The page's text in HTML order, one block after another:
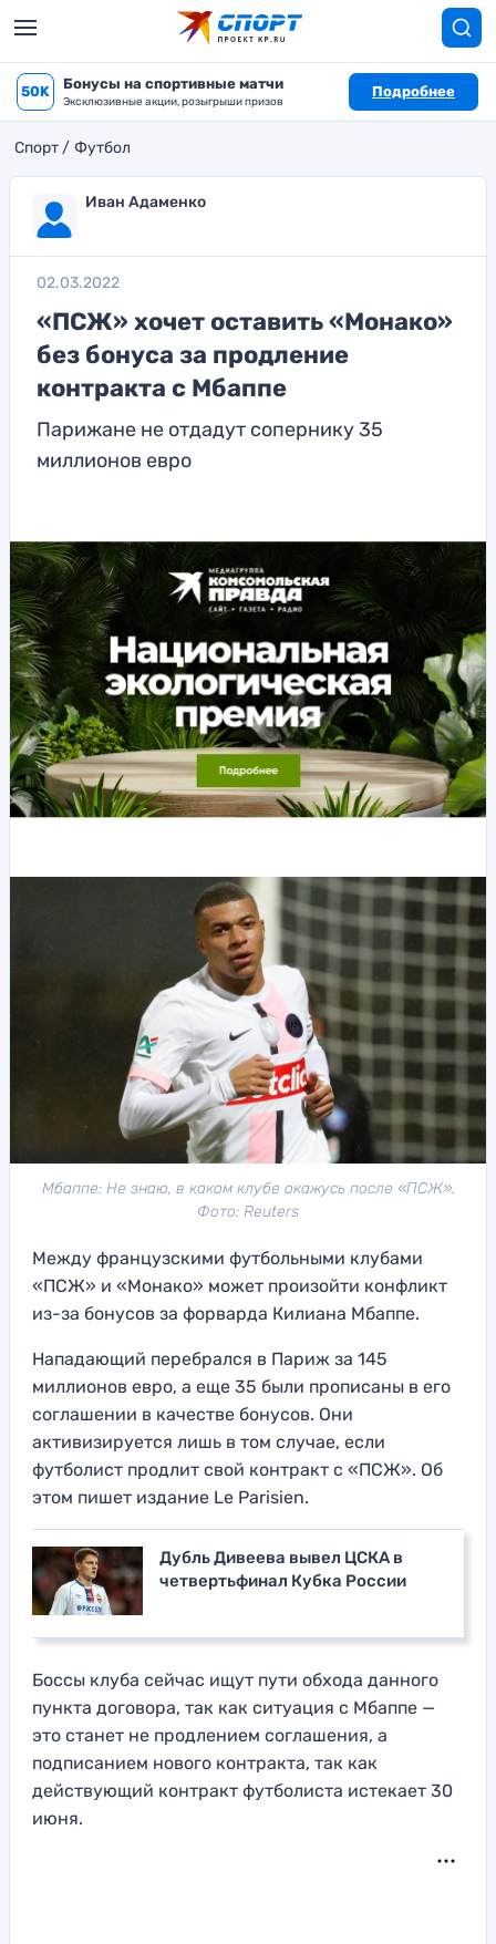
50K Бонусы на спортивные матчи
Эксклюзивные акции, розыгрыши призов
Подробнее
Спорт Футбол
Иван Адаменко
02.03.2022
«ПСЖ» хочет оставить «Монако»
без бонуса за продление
контракта с Мбаппе
Парижане не отдадут сопернику 35
миллионов евро
Мбаппе: Не знаю, в каком клубе окажусь после «ПСЖ».
Фото: Reuters
Между французскими футбольными клубами
«ПСЖ» и «Монако» может произойти конфликт
из-за бонусов за форварда Килиана Мбаппе.
Нападающий перебрался в Париж за 145
миллионов евро, а еще 35 были прописаны в его
соглашении в качестве бонусов. Они
активизируется лишь в том случае, если
футболист продлит свой контракт с «ПСЖ». Об
этом пишет издание Le Parisien.
Дубль Дивеева вывел ЦСКА в
четвертьфинал Кубка России
Боссы клуба сейчас ищут пути обхода данного
пункта договора, так как ситуация с Мбаппе —
это станет не продлением соглашения, а
подписанием нового контракта, так как
действующий контракт футболиста истекает 30
июня.